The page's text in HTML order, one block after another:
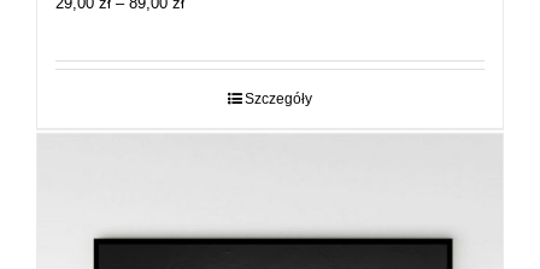
29,00 zł
Szczegóły